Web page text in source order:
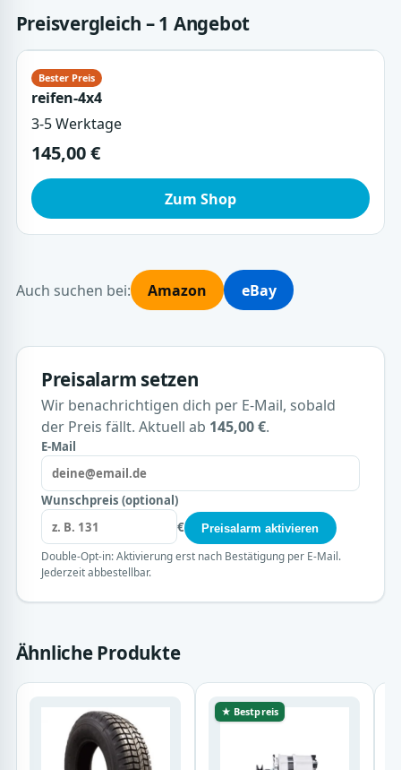
Preisvergleich – 1 Angebot
reifen-4x4
3-5 Werktage
145,00 €
Zum Shop
Auch suchen bei: Amazon eBay
Preisalarm setzen
Wir benachrichtigen dich per E-Mail, sobald
der Preis fällt. Aktuell ab 145,00 €.
E-Mail
Wunschpreis (optional)
€
Preisalarm aktivieren
Double-Opt-in: Aktivierung erst nach Bestätigung per E-Mail.
Jederzeit abbestellbar.
Ähnliche Produkte
★ Bestpreis